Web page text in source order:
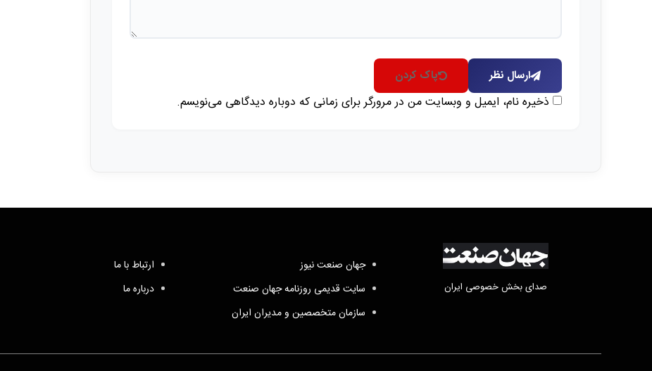
ارسال نظر پاک کردن
ذخیره نام، ایمیل و وبسایت من در مرورگر برای زمانی که دوباره دیدگاهی می‌نویسم.
صدای بخش خصوصی ایران
جهان صنعت نیوز
سایت قدیمی روزنامه جهان صنعت
سازمان متخصصین و مدیران ایران
ارتباط با ما
درباره ما